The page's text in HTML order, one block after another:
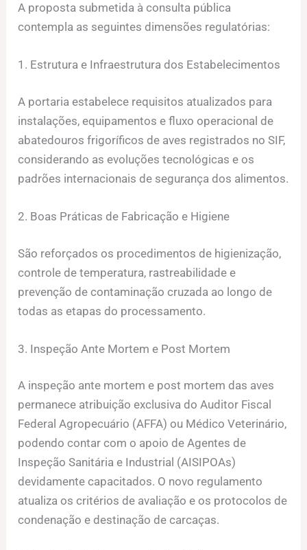
A proposta submetida à consulta pública
contempla as seguintes dimensões regulatórias:
1. Estrutura e Infraestrutura dos Estabelecimentos
A portaria estabelece requisitos atualizados para
instalações, equipamentos e fluxo operacional de
abatedouros frigoríficos de aves registrados no SIF,
considerando as evoluções tecnológicas e os
padrões internacionais de segurança dos alimentos.
2. Boas Práticas de Fabricação e Higiene
São reforçados os procedimentos de higienização,
controle de temperatura, rastreabilidade e
prevenção de contaminação cruzada ao longo de
todas as etapas do processamento.
3. Inspeção Ante Mortem e Post Mortem
A inspeção ante mortem e post mortem das aves
permanece atribuição exclusiva do Auditor Fiscal
Federal Agropecuário (AFFA) ou Médico Veterinário,
podendo contar com o apoio de Agentes de
Inspeção Sanitária e Industrial (AISIPOAs)
devidamente capacitados. O novo regulamento
atualiza os critérios de avaliação e os protocolos de
condenação e destinação de carcaças.